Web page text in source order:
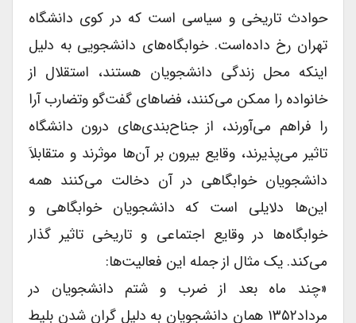
حوادث تاریخی و سیاسی است که در کوی دانشگاه
تهران رخ داده‌است. خوابگاه‌های دانشجویی به دلیل
اینکه محل زندگی دانشجویان هستند، استقلال از
خانواده را ممکن می‌کنند، فضاهای گفت‌گو وتضارب آرا
را فراهم می‌آورند، از جناح‌بندی‌های درون دانشگاه
تاثیر می‌پذیرند، وقایع بیرون بر آن‌ها موثرند و متقابلاَ
دانشجویان خوابگاهی در آن دخالت می‌کنند همه
این‌ها دلایلی است که دانشجویان خوابگاهی و
خوابگاه‌ها در وقایع اجتماعی و تاریخی تاثیر گذار
می‌کند. یک مثال از جمله این فعالیت‌ها:
«چند ماه بعد از ضرب و شتم دانشجویان در
مرداد۱۳۵۲ همان دانشجویان به دلیل گران شدن بلیط